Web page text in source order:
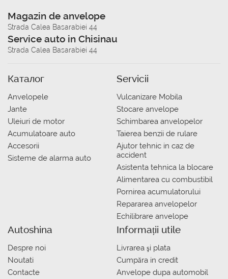
Magazin de anvelope
Strada Calea Basarabiei 44
Service auto in Chisinau
Strada Calea Basarabiei 44
Каталог
Anvelopele
Jante
Uleiuri de motor
Acumulatoare auto
Accesorii
Sisteme de alarma auto
Servicii
Vulcanizare Mobila
Stocare anvelope
Schimbarea anvelopelor
Taierea benzii de rulare
Ajutor tehnic in caz de
accident
Asistenta tehnica la blocare
Alimentarea cu combustibil
Pornirea acumulatorului
Repararea anvelopelor
Echilibrare anvelope
Autoshina
Despre noi
Noutati
Contacte
Informații utile
Livrarea şi plata
Сumpăra in credit
Anvelope dupa automobil